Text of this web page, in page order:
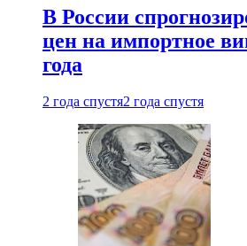
В России
цен на импортное
года
2 года спустя2 года спустя